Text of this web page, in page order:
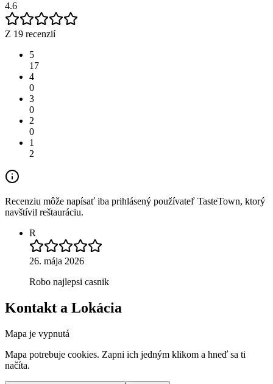
4.6
Z 19 recenzií
5
17
4
0
3
0
2
0
1
2
Recenziu môže napísať iba prihlásený používateľ TasteTown, ktorý
navštívil reštauráciu.
R
26. mája 2026
Robo najlepsi casnik
Kontakt a Lokácia
Mapa je vypnutá
Mapa potrebuje cookies. Zapni ich jedným klikom a hneď sa ti
načíta.